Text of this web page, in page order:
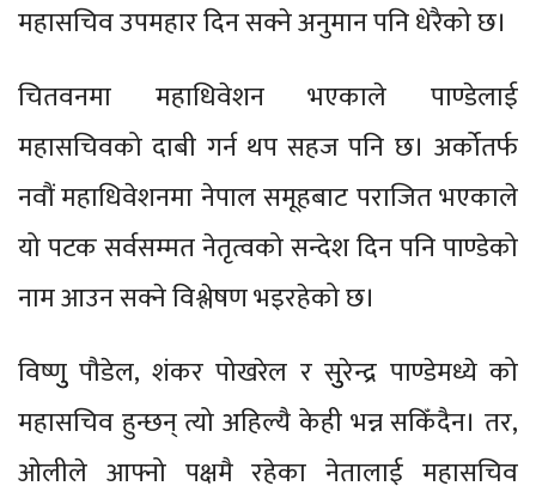
महासचिव उपमहार दिन सक्ने अनुमान पनि धेरैको छ।
चितवनमा महाधिवेशन भएकाले पाण्डेलाई
महासचिवको दाबी गर्न थप सहज पनि छ। अर्कोतर्फ
नवौं महाधिवेशनमा नेपाल समूहबाट पराजित भएकाले
यो पटक सर्वसम्मत नेतृत्वको सन्देश दिन पनि पाण्डेको
नाम आउन सक्ने विश्लेषण भइरहेको छ।
विष्णुु पौडेल, शंकर पोखरेल र सुुरेन्द्र पाण्डेमध्ये को
महासचिव हुन्छन् त्यो अहिल्यै केही भन्न सकिँदैन। तर,
ओलीले आफ्नो पक्षमै रहेका नेतालाई महासचिव